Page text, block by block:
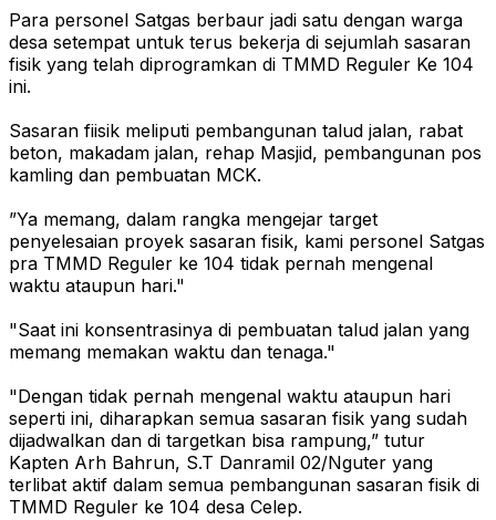
Para personel Satgas berbaur jadi satu dengan warga
desa setempat untuk terus bekerja di sejumlah sasaran
fisik yang telah diprogramkan di TMMD Reguler Ke 104
ini.
Sasaran fiisik meliputi pembangunan talud jalan, rabat
beton, makadam jalan, rehap Masjid, pembangunan pos
kamling dan pembuatan MCK.
”Ya memang, dalam rangka mengejar target
penyelesaian proyek sasaran fisik, kami personel Satgas
pra TMMD Reguler ke 104 tidak pernah mengenal
waktu ataupun hari."
"Saat ini konsentrasinya di pembuatan talud jalan yang
memang memakan waktu dan tenaga."
"Dengan tidak pernah mengenal waktu ataupun hari
seperti ini, diharapkan semua sasaran fisik yang sudah
dijadwalkan dan di targetkan bisa rampung,” tutur
Kapten Arh Bahrun, S.T Danramil 02/Nguter yang
terlibat aktif dalam semua pembangunan sasaran fisik di
TMMD Reguler ke 104 desa Celep.